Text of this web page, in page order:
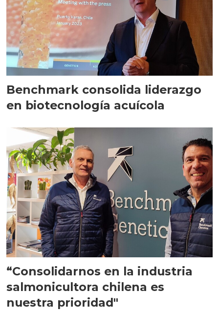
Benchmark consolida liderazgo
en biotecnología acuícola
“Consolidarnos en la industria
salmonicultora chilena es
nuestra prioridad"